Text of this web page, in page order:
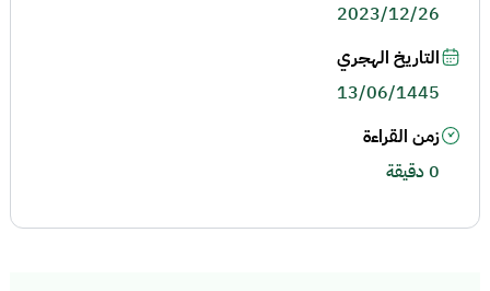
2023/12/26
التاريخ الهجري
13/06/1445
زمن القراءة
0 دقيقة